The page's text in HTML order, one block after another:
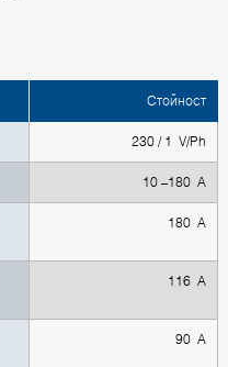
Стойност
230 / 1 V/Ph
10 –180 A
180 A
116 A
90 A